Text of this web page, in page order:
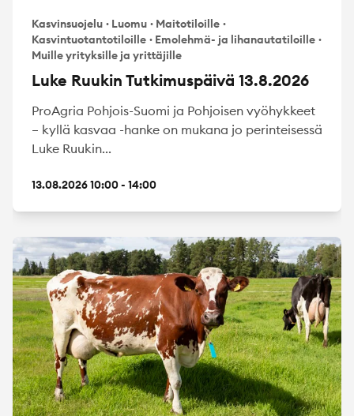
Kasvinsuojelu · Luomu · Maitotiloille ·
Kasvintuotantotiloille · Emolehmä- ja lihanautatiloille ·
Muille yrityksille ja yrittäjille
Luke Ruukin Tutkimuspäivä 13.8.2026
ProAgria Pohjois-Suomi ja Pohjoisen vyöhykkeet
– kyllä kasvaa -hanke on mukana jo perinteisessä
Luke Ruukin...
13.08.2026 10:00 - 14:00